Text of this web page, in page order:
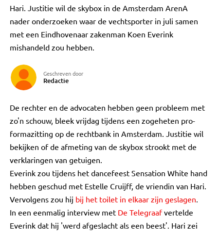
Hari. Justitie wil de skybox in de Amsterdam ArenA
nader onderzoeken waar de vechtsporter in juli samen
met een Eindhovenaar zakenman Koen Everink
mishandeld zou hebben.
Geschreven door
Redactie
De rechter en de advocaten hebben geen probleem met
zo'n schouw, bleek vrijdag tijdens een zogeheten pro-
formazitting op de rechtbank in Amsterdam. Justitie wil
bekijken of de afmeting van de skybox strookt met de
verklaringen van getuigen.
Everink zou tijdens het dancefeest Sensation White hand
hebben geschud met Estelle Cruijff, de vriendin van Hari.
Vervolgens zou hij bij het toilet in elkaar zijn geslagen.
In een eenmalig interview met De Telegraafvertelde
Everink dat hij 'werd afgeslacht als een beest'. Hari zei